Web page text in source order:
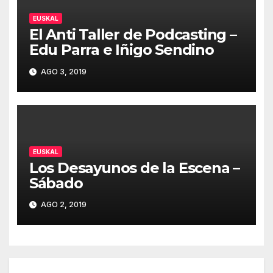
EUSKAL
El Anti Taller de Podcasting –
Edu Parra e Iñigo Sendino
AGO 3, 2019
EUSKAL
Los Desayunos de la Escena –
Sábado
AGO 2, 2019